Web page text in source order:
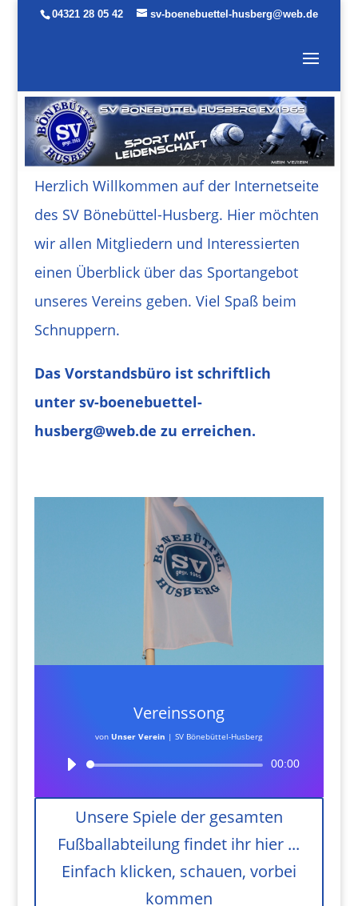
04321 28 05 42 sv-boenebuettel-husberg@web.de
Herzlich Willkommen auf der Internetseite
des SV Bönebüttel-Husberg. Hier möchten
wir allen Mitgliedern und Interessierten
einen Überblick über das Sportangebot
unseres Vereins geben. Viel Spaß beim
Schnuppern.
Das Vorstandsbüro ist schriftlich
unter sv-boenebuettel-
husberg@web.de zu erreichen.
Vereinssong
vonUnser Verein |SV Bönebüttel-Husberg
Audio-
00:00
Unsere Spiele der gesamten
Fußballabteilung findet ihr hier ...
Einfach klicken, schauen, vorbei
kommen